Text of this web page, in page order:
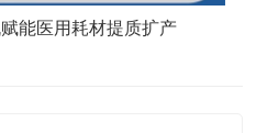
能医用耗材提质扩产